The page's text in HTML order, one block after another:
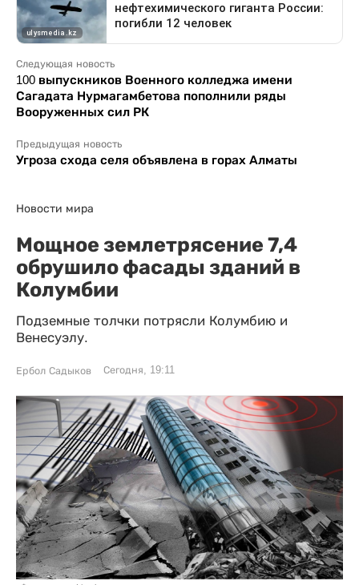
Следующая новость
100 выпускников Военного колледжа имени
Сагадата Нурмагамбетова пополнили ряды
Вооруженных сил РК
Предыдущая новость
Угроза схода селя объявлена в горах Алматы
Новости мира
Мощное землетрясение 7,4
обрушило фасады зданий в
Колумбии
Подземные толчки потрясли Колумбию и
Венесуэлу.
Ербол Садыков Сегодня, 19:11